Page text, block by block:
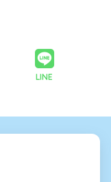
LINE